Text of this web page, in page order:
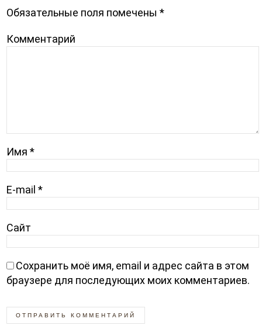
Обязательные поля помечены*
Комментарий
Имя*
E-mail*
Сайт
Сохранить моё имя, email и адрес сайта в этом
браузере для последующих моих комментариев.